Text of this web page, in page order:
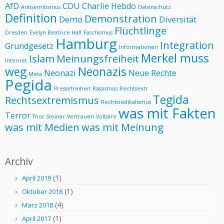
AfD Antisemitismus CDU Charlie Hebdo Datenschutz
Definition Demo Demonstration Diversität
Dresden Evelyn Beatrice Hall Faschismus Flüchtlinge
Grundgesetz Hamburg Informationen Integration
Internet Islam Meinungsfreiheit Merkel muss
weg Meta Neonazi Neonazis Neue Rechte
Pegida Pressefreiheit Rassismus Rechtsextr
Rechtsextremismus Rechtsradikalismus Tegida
Terror Thor Steinar Vertrauen Voltaire was mit Fakten
was mit Medien was mit Meinung
Archiv
April 2019 (1)
Oktober 2018 (1)
März 2018 (4)
April 2017 (1)